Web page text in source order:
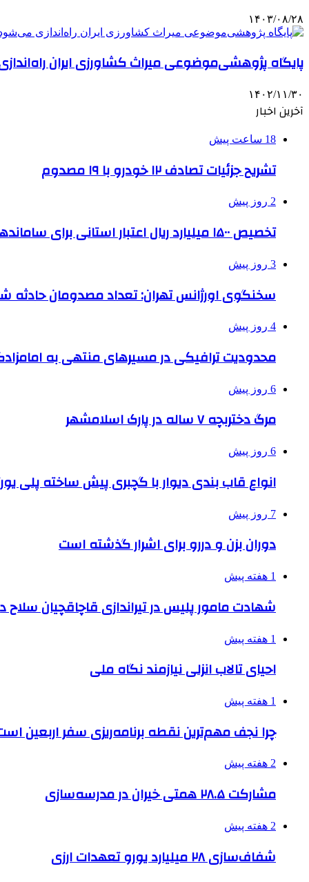
۱۴۰۳/۰۸/۲۸
پایگاه پژوهشی‌موضوعی میراث کشاورزی ایران
۱۴۰۲/۱۱/۳۰
آخرین اخبار
18 ساعت پیش
تشریح جزئیات تصادف ۱۲ خودرو با ۱۹ مصدوم
2 روز پیش
تخصیص ۱۵۰۰ میلیارد ریال اعتبار استانی برای ساماندهی بافت قدیم دزفول
3 روز پیش
سخنگوی اورژانس تهران: تعداد مصدومان حادثه شهرک
4 روز پیش
محدودیت ترافیکی در مسیرهای منتهی به
6 روز پیش
مرگ دختربچه ۷ ساله در پارک اسلامشهر
6 روز پیش
انواع قاب بندی دیوار با گچبری پیش ساخته پلی
7 روز پیش
دوران بزن و دررو برای اشرار گذشته است
1 هفته پیش
شهادت مامور پلیس در تیراندازی قاچاقچیان سلاح
1 هفته پیش
احیای تالاب انزلی نیازمند نگاه ملی
1 هفته پیش
چرا نجف مهم‌ترین نقطه برنامه‌ریزی سفر اربعین
2 هفته پیش
مشارکت ۲۸.۵ همتی خیران در مدرسه‌سازی
2 هفته پیش
شفاف‌سازی ۲۸ میلیارد یورو تعهدات ارزی